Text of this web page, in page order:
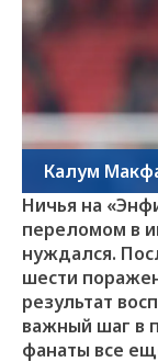
Калум
Ничья на
переломом в
нуждался.
шести
результат
важный шаг в
фанаты все